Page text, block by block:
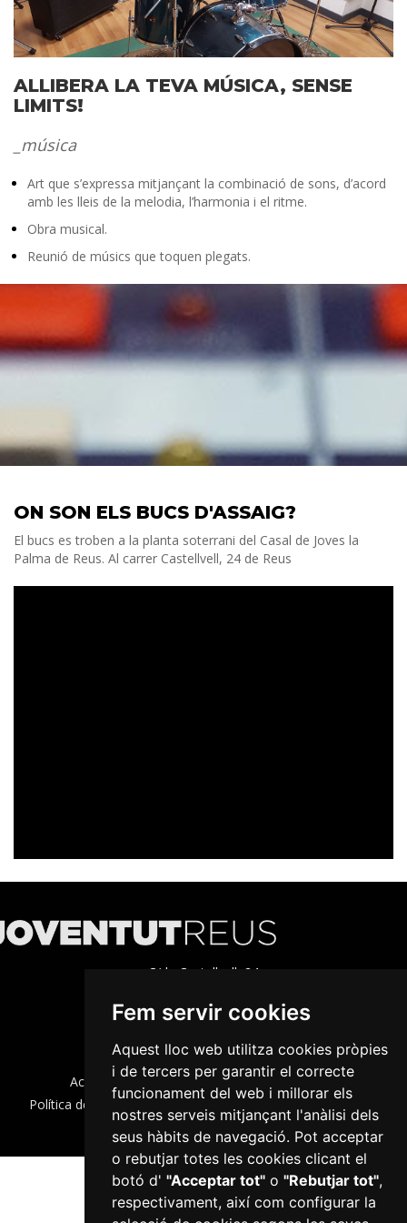
Fem servir cookies
Aquest lloc web utilitza cookies pròpies
i de tercers per garantir el correcte
funcionament del web i millorar els
nostres serveis mitjançant l'anàlisi dels
seus hàbits de navegació. Pot acceptar
o rebutjar totes les cookies clicant el
botó d' "Acceptar tot"o "Rebutjar tot",
respectivament, així com configurar la
ALLIBERA LA TEVA MÚSICA, SENSE
LIMITS!
música
Art que s’expressa mitjançant la combinació de sons, d’acord
amb les lleis de la melodia, l’harmonia i el ritme.
Obra musical.
Reunió de músics que toquen plegats.
ON SON ELS BUCS D'ASSAIG?
El bucs es troben a la planta soterrani del Casal de Joves la
Palma de Reus. Al carrer Castellvell, 24 de Reus
C/de Castellvell, 24
Tel. 977 010 268 · Fax. 977 010 2691
info.joventut@reus.cat
Accessibilitat Política de Cookies
Avís legal
Política de privacitat
Info bàsica RGPD Configurar cookies